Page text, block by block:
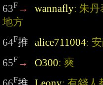
63F → wannafly: 朱
地方
64F推 alice711004:
65F → O300: 爽
F